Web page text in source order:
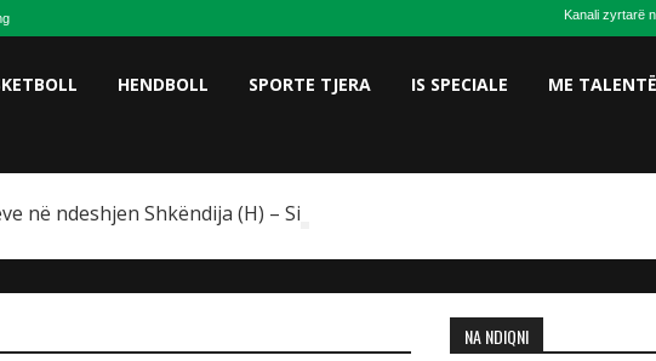
Kanali zyrtarë
HENDBOLL SPORTE TJERA IS SPECIALE ME
në ndeshjen Shkëndija (H) – Sileksi, VAR-i me në krye Benjamin
NA NDIQNI